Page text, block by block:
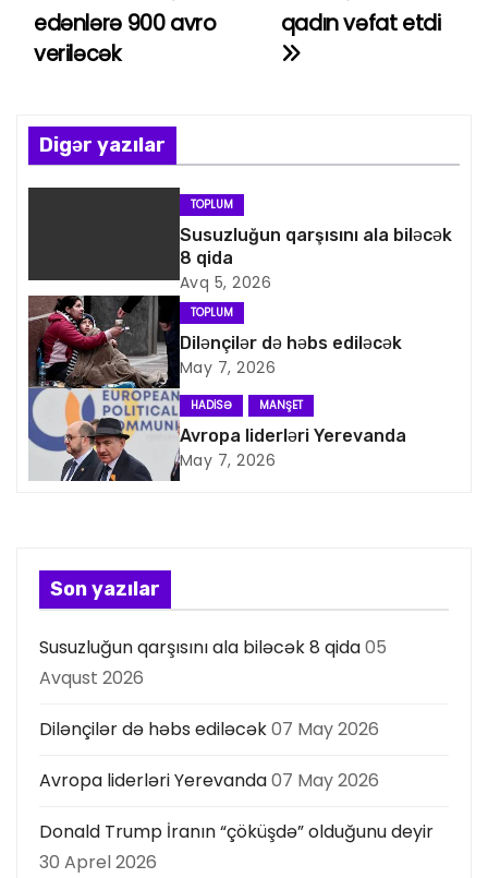
a
z
n
a
i
q
a
s
i
a
s
ı
qadın vəfat etdi
edənlərə 900 avro
veriləcək
Digər yazılar
TOPLUM
Susuzluğun qarşısını ala biləcək
8 qida
Avq 5, 2026
TOPLUM
Dilənçilər də həbs ediləcək
May 7, 2026
HADISƏ MANŞET
Avropa liderləri Yerevanda
May 7, 2026
Son yazılar
Susuzluğun qarşısını ala biləcək 8 qida05
Avqust 2026
Dilənçilər də həbs ediləcək07 May 2026
Avropa liderləri Yerevanda07 May 2026
Donald Trump İranın “çöküşdə” olduğunu deyir
30 Aprel 2026